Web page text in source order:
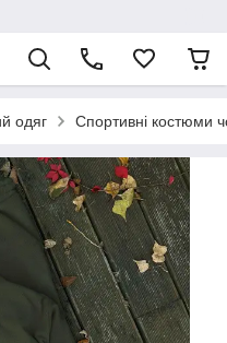
одяг Спортивні костюми